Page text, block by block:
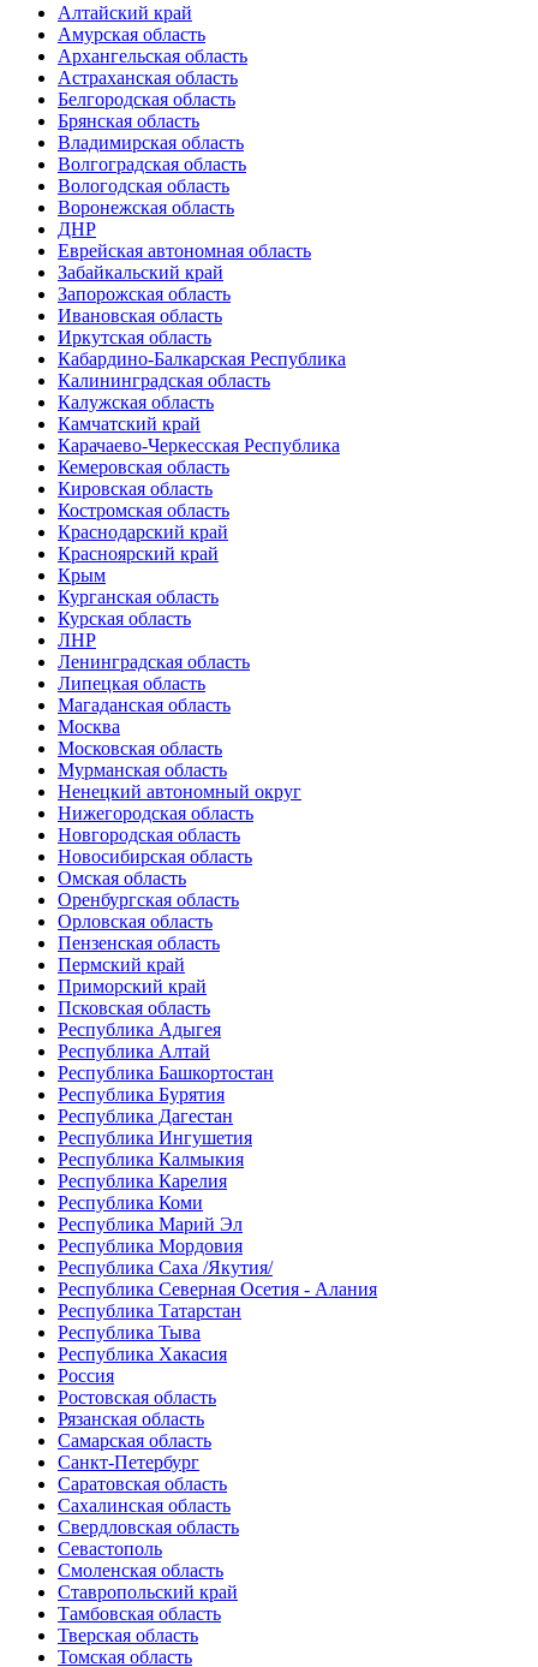
Алтайский край
Амурская область
Архангельская область
Астраханская область
Белгородская область
Брянская область
Владимирская область
Волгоградская область
Вологодская область
Воронежская область
ДНР
Еврейская автономная область
Забайкальский край
Запорожская область
Ивановская область
Иркутская область
Кабардино-Балкарская Республика
Калининградская область
Калужская область
Камчатский край
Карачаево-Черкесская Республика
Кемеровская область
Кировская область
Костромская область
Краснодарский край
Красноярский край
Крым
Курганская область
Курская область
ЛНР
Ленинградская область
Липецкая область
Магаданская область
Москва
Московская область
Мурманская область
Ненецкий автономный округ
Нижегородская область
Новгородская область
Новосибирская область
Омская область
Оренбургская область
Орловская область
Пензенская область
Пермский край
Приморский край
Псковская область
Республика Адыгея
Республика Алтай
Республика Башкортостан
Республика Бурятия
Республика Дагестан
Республика Ингушетия
Республика Калмыкия
Республика Карелия
Республика Коми
Республика Марий Эл
Республика Мордовия
Республика Саха /Якутия/
Республика Северная Осетия - Алания
Республика Татарстан
Республика Тыва
Республика Хакасия
Россия
Ростовская область
Рязанская область
Самарская область
Санкт-Петербург
Саратовская область
Сахалинская область
Свердловская область
Севастополь
Смоленская область
Ставропольский край
Тамбовская область
Тверская область
Томская область